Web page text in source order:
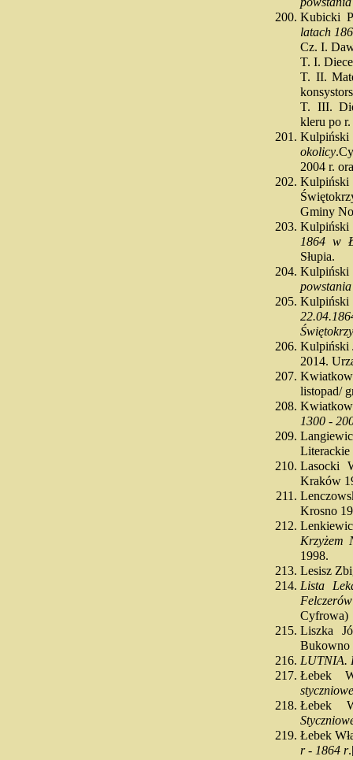
Kubicki
latach
Cz. I.
T. I.
T. II.
T. III.
kleru po
okolicy
2004 r.
Gminy
1864 w
Słupia.
Kulpiński
Kulpiński
2014.
listopad/
1300 -
Lasocki
Kraków
Krosno
Krzyżem
1998.
Lesisz
Lista
Cyfrowa)
Liszka
Bukowno
LUTNIA.
Łebek
Łebek
Łebek
r - 1864 r